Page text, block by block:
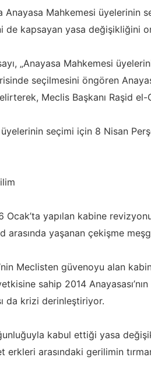
Anayasa Mahkemesi üyelerinin
de kapsayan yasa değişikliğini
„Anayasa Mahkemesi
seçilmesini öngören
Meclis Başkanı Raşid
seçimi için 8 Nisan
yapılan kabine
arasında yaşanan çekişme
Meclisten güvenoyu alan
sahip 2014
da krizi derinleştiriyor.
kabul ettiği yasa
arasındaki gerilimin